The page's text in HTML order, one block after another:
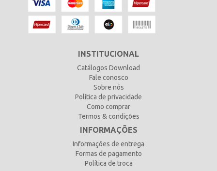
INSTITUCIONAL
Catálogos Download
Fale conosco
Sobre nós
Política de privacidade
Como comprar
Termos & condições
INFORMAÇÕES
Informações de entrega
Formas de pagamento
Política de troca